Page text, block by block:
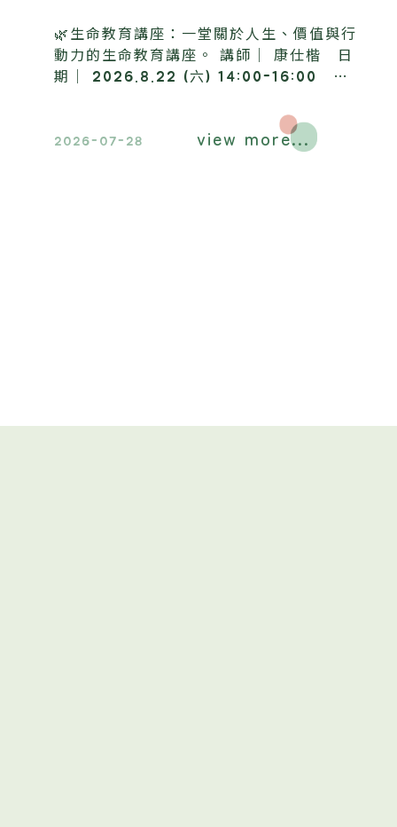
書店與流浪動物的故事
🌿生命教育講座：一堂關於人生、價值與行
動力的生命教育講座。 講師｜ 康仕楷 日
期｜ 2026.8.22 (六) 14:00-16:00 地
2026-07-28 view more...